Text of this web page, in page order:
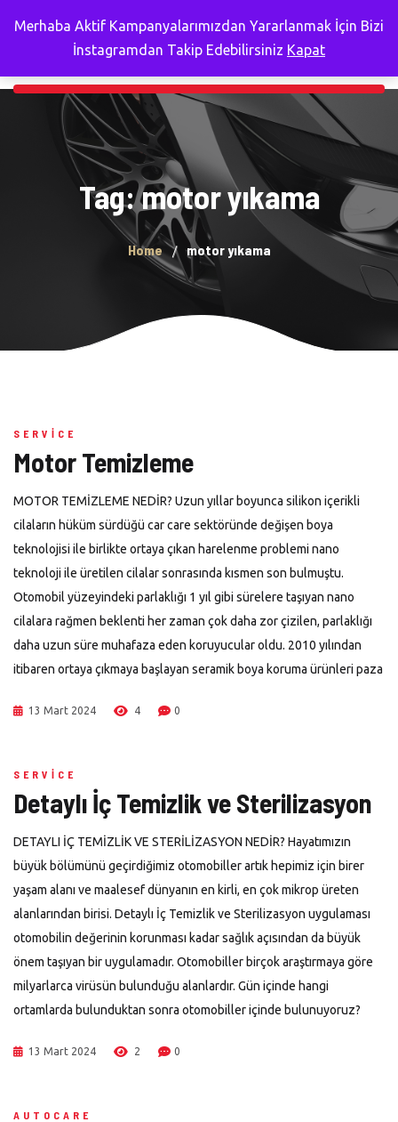
Tag: motor yıkama
Home motor yıkama
SERVICE
Motor Temizleme
MOTOR TEMİZLEME NEDİR? Uzun yıllar boyunca silikon içerikli
cilaların hüküm sürdüğü car care sektöründe değişen boya
teknolojisi ile birlikte ortaya çıkan harelenme problemi nano
teknoloji ile üretilen cilalar sonrasında kısmen son bulmuştu.
Otomobil yüzeyindeki parlaklığı 1 yıl gibi sürelere taşıyan nano
cilalara rağmen beklenti her zaman çok daha zor çizilen, parlaklığı
daha uzun süre muhafaza eden koruyucular oldu. 2010 yılından
itibaren ortaya çıkmaya başlayan seramik boya koruma ürünleri paza
13 Mart 2024 4 0
SERVICE
Detaylı İç Temizlik ve Sterilizasyon
DETAYLI İÇ TEMİZLİK VE STERİLİZASYON NEDİR? Hayatımızın
büyük bölümünü geçirdiğimiz otomobiller artık hepimiz için birer
yaşam alanı ve maalesef dünyanın en kirli, en çok mikrop üreten
alanlarından birisi. Detaylı İç Temizlik ve Sterilizasyon uygulaması
otomobilin değerinin korunması kadar sağlık açısından da büyük
önem taşıyan bir uygulamadır. Otomobiller birçok araştırmaya göre
milyarlarca virüsün bulunduğu alanlardır. Gün içinde hangi
ortamlarda bulunduktan sonra otomobiller içinde bulunuyoruz?
13 Mart 2024 2 0
AUTOCARE
Merhaba Aktif Kampanyalarımızdan Yararlanmak İçin Bizi
İnstagramdan Takip Edebilirsiniz Kapat